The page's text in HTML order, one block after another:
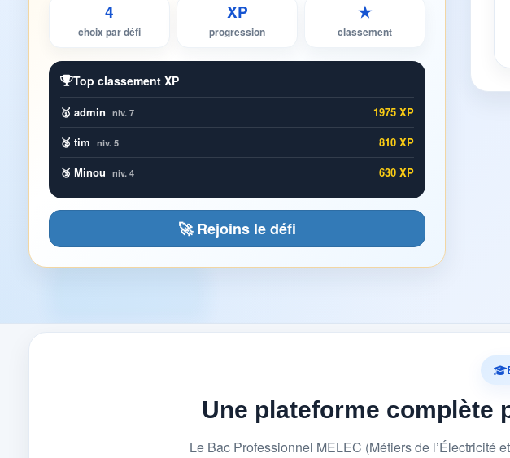
4
choix par défi
XP
progression
★
classement
Top classement XP
🥇 admin niv. 7
1975 XP
🥈 tim niv. 5
810 XP
🥉 Minou niv. 4 630 XP
🚀 Rejoins le défi
Une plateforme complète
Le Bac Professionnel MELEC (Métiers de l’Électricité